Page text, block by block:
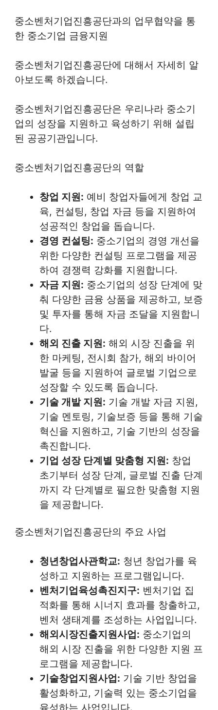
중소벤처기업진흥공단과의 업무협약을 통
한 중소기업 금융지원
중소벤처기업진흥공단에 대해서 자세히 알
아보도록 하겠습니다.
중소벤처기업진흥공단은 우리나라 중소기
업의 성장을 지원하고 육성하기 위해 설립
된 공공기관입니다.
중소벤처기업진흥공단의 역할
창업 지원: 예비 창업자들에게 창업 교
육, 컨설팅, 창업 자금 등을 지원하여
성공적인 창업을 돕습니다.
경영 컨설팅: 중소기업의 경영 개선을
위한 다양한 컨설팅 프로그램을 제공
하여 경쟁력 강화를 지원합니다.
자금 지원: 중소기업의 성장 단계에 맞
춰 다양한 금융 상품을 제공하고, 보증
및 투자를 통해 자금 조달을 지원합니
다.
해외 진출 지원: 해외 시장 진출을 위
한 마케팅, 전시회 참가, 해외 바이어
발굴 등을 지원하여 글로벌 기업으로
성장할 수 있도록 돕습니다.
기술 개발 지원: 기술 개발 자금 지원,
기술 멘토링, 기술보증 등을 통해 기술
혁신을 지원하고, 기술 기반의 성장을
촉진합니다.
기업 성장 단계별 맞춤형 지원: 창업
초기부터 성장 단계, 글로벌 진출 단계
까지 각 단계별로 필요한 맞춤형 지원
을 제공합니다.
중소벤처기업진흥공단의 주요 사업
청년창업사관학교: 청년 창업가를 육
성하고 지원하는 프로그램입니다.
벤처기업육성촉진지구: 벤처기업 집
적화를 통해 시너지 효과를 창출하고,
벤처 생태계를 조성하는 사업입니다.
해외시장진출지원사업: 중소기업의
해외 시장 진출을 위한 다양한 지원 프
로그램을 제공합니다.
기술창업지원사업: 기술 기반 창업을
활성화하고, 기술력 있는 중소기업을
육성하는 사업입니다.